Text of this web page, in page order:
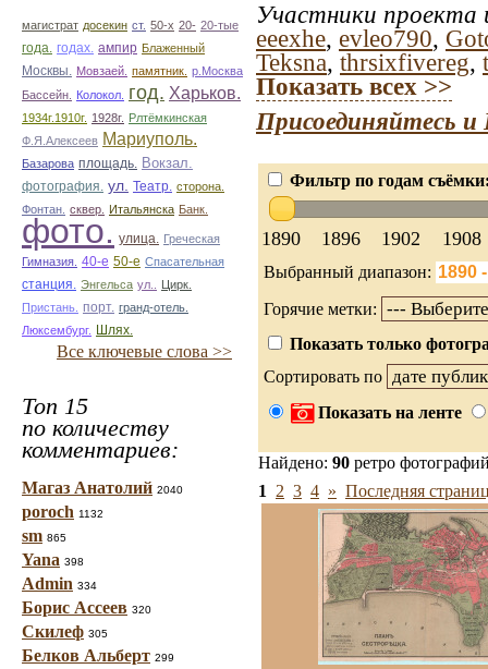
магистрат досекин ст. 50-х 20- 20-тые
года.
годах. ампир Блаженный
Москвы.
Мовзаей. памятник. р.Москва
Бассейн.
Колокол. год. Харьков.
1934г.1910г. 1928г. Рлтёмкинская
Ф.Я.Алексеев Мариуполь.
Базарова площадь. Вокзал.
фотография. ул. Театр. сторона.
Фонтан. сквер. Итальянска Банк.
фото. улица. Греческая
Гимназия. 40-е 50-е Спасательная
станция.
Энгельса ул..
Цирк.
Пристань. порт. гранд-отель.
Люксембург.
Шлях.
Все ключевые слова >>
Топ 15
по количеству
комментариев:
Магаз Анатолий 2040
poroch 1132
sm 865
Yana 398
Admin 334
Борис Ассеев 320
Скилеф 305
Белков Альберт 299
Участники проекта
eeexhe, evleo790,
Teksna, thrsixfivereg,
Показать всех >>
Присоединяйтесь
Фильтр по годам
1890 1896 1902 1908
Выбранный диапазон:
Горячие метки:
Показать только
Сортировать по
Показать на ленте
Найдено: 90 ретро
1
2 3 4 » Последняя